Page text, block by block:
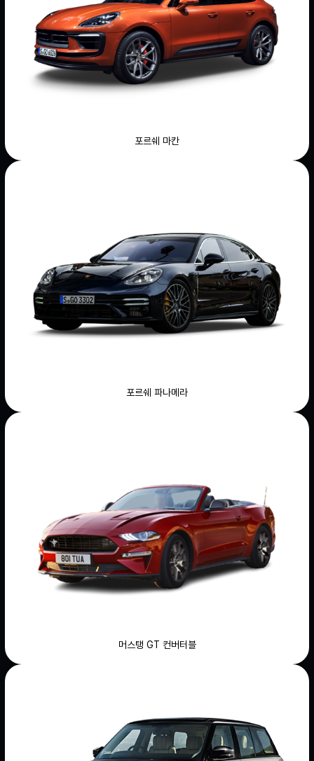
포르쉐 마칸
포르쉐 파나메라
머스탱 GT 컨버터블